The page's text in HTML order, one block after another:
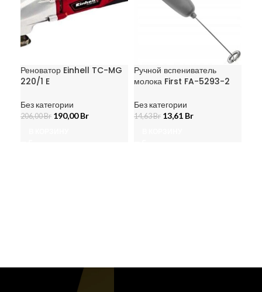
Реноватор Einhell TC-MG
220/1 E
Без категории
206,00Br 190,00Br
Ручной вспениватель
молока First FA-5293-2
Без категории
14,63Br 13,61 Br